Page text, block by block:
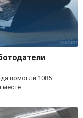
помогли 1085
месте